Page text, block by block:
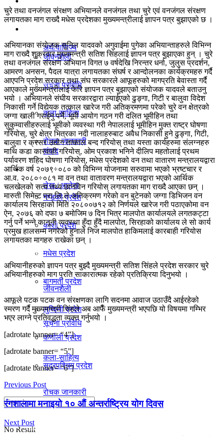
जीवनशैली
सूचना प्रविधि
कला-साहित्य
रोचक जानकारी
प्रदेश
गण्डकी प्रदेश
काेशी प्रदेश
मधेस प्रदेश
बागमती प्रदेश
लुम्विनी प्रदेश
कर्णाली प्रदेश
सुदूरपश्चिम प्रदेश
No Result
अर्थ/वाणिज्य
अर्थ/वाणिज्य
धर्म/संस्कृति
विचार
संवाद
लेख / आलेख
खेलकुद समाचार
विविध
जीवनशैली
सूचना प्रविधि
कला-साहित्य
रोचक जानकारी
प्रदेश
चुरे तथा वनजंगल संरक्षण अभियानले वनजंगल तथा चुरे एवं वनजंगल संरक्षण
लगायतका माग राख्दै मधेस प्रदेशका मुख्यमन्त्रीलाई ज्ञापन पत्र बुझाएको छ ।
अभियानका संयोजक सुनिल यादवको अगुवाईमा पुगेका अभियान्ताहरुले विभिन्न
माग राख्दै शुक्रवार मुख्यमन्त्री सतिश सिंहलाई ज्ञापन पत्र बुझाएका हुन् । चुरे
तथा वनजंगल संरक्षण अभियान विगत ७ वर्षदेखि निरन्तर धर्ना, जुलुस प्रदर्शन,
आमरण अनसन, पैदल यात्रा लगायतका संघर्ष र आन्दोलनका कार्यक्रमहरु गर्दै
आएपनि प्रदेश सरकार तथा संघ सरकारले आफूहरुको मागप्रति बेवास्ता गर्दै
आएकाले मुख्यमन्त्रीलाई फेरि ज्ञापन पत्र बुझाएको संयोजक यादवले बताउनु
भयो । अभियानले संघीय सरकारद्वारा ल्याईएको ढुङ्गा, गिटी र बालुवा विदेश
निकासी गर्ने विद्येयक तत्काल खारेज गरी अतिक्रमणमा परेको चुरे वन क्षेत्रको
जग्गा खाली गराईनु पर्ने, भूमी आयोग गठन गरी दलित भूमीहिन तथा
सुकुम्वासीहरुलाई भूमीको व्यवस्था गरी नेपाललाई भूमीहिन मुक्त राष्ट्र घोषणा
गरियोस्, चुरे क्षेत्र भित्रका नदी नालाहरुबाट अवैध निकासी हुने ढुङ्गा, गिटी,
बालुवा र क्रसर उद्योग तत्काल बन्द गरियोस् तथा यस्ता कार्यहरुमा संलग्नहरु
माथि कडा कारवाही गरियोस्, ओम प्रकाश भनिने दीलिप महतोलाई प्रथम
पर्यावरण शहिद घोषणा गरियोस्, मधेस प्रदेशको वन तथा वातारण मन्त्रालयद्वारा
आर्थिक वर्ष २०७९÷०८० को विभिन्न योजनामा सरुवामा भएको भ्रष्टचार र
आ.व. २०८०÷०८१ मा वन तथा वातावरण मन्त्रालयद्वारा भएको आर्थिक
चलखेलको सत्य तथ्य छानविन गरियोस् लगायतका माग राख्दै आएका छन् ।
मारुती सिमेन्ट प्रा.लि.ले अतिक्रमण गरेको वन बुटेनको जग्गा डिभिजन वन
कार्यालय सिरहाको मिति २०८००७१२ को निर्णयले खारेज गरी पठाएकोमा वन
ऐन, २०७६ को दफा ७ बमोजिम ७ दिन भित्र मालपोत कार्यालयले लगतकट्टा
गर्नु पर्ने भन्ने कानूनी व्यवस्था हुँदा हुँदै मालपोत, सिरहाको कार्यालय ले सो कार्य
प्रमुख हालसम्म नगरेको हुनाले निज मालपोत हाकिमलाई कारबाही गरियोस
लगायतका मागहरु राखेका छन् ।
अभियानीहरुको ज्ञापन पत्र बुझ्दै मुख्यमन्त्री सतिश सिंहले प्रदेश सरकार चुरे
अभियानीहरुको माग प्रति साकारात्मक रहेको प्रतिक्रिया दिनुभयो ।
आफूले पटक पटक वन संरक्षणका लागि सदनमा आवाज उठाउँदै आईरहेको
स्मरण गर्दै मुख्यमन्त्री सिंहले अब आफैँ मुख्यमन्त्री भएपछि यो विषयमा गम्भिर
भएर लाग्ने प्रतिवद्धता व्यक्त गर्नुभयो ।
[adrotate banner= “4”]
[adrotate banner= “5”]
[adrotate banner= “6”]
Previous Post
रंगशालामा मनाइयो १० औं अन्तर्राष्ट्रिय योग दिवस
Next Post